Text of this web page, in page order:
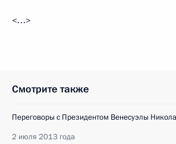
<…>
Смотрите также
Переговоры с Президентом Венесуэлы
2 июля 2013 года